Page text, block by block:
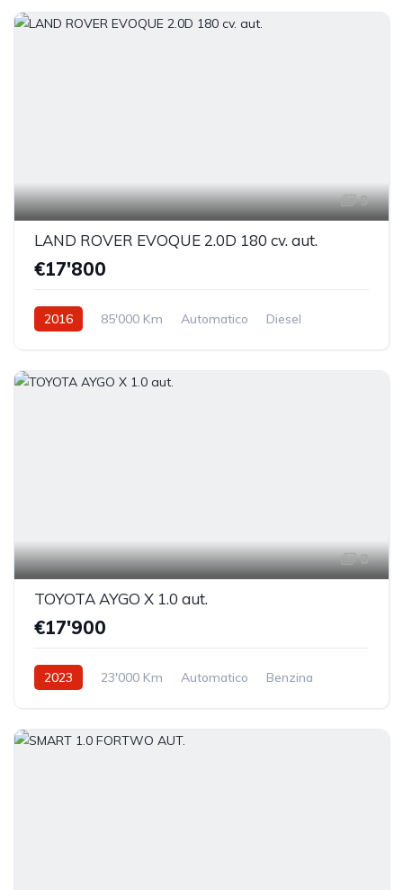
9
LAND ROVER EVOQUE 2.0D 180 cv. aut.
€17'800
2016 85'000 Km Automatico
Diesel
8
TOYOTA AYGO X 1.0 aut.
€17'900
2023 23'000 Km Automatico
Benzina